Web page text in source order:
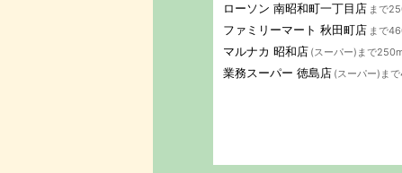
ローソン 南昭和町一丁目店 まで
ファミリーマート 秋田町店 まで
マルナカ 昭和店 (スーパー)まで
業務スーパー 徳島店 (スーパー)ま